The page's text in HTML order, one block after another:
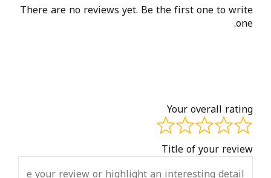
There are no reviews yet. Be the first one to write
one.
Your overall rating
Title of your review